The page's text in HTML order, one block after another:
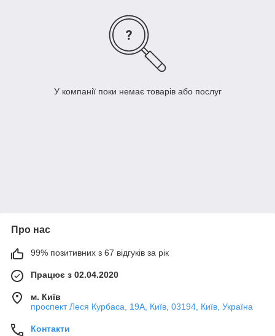
У компанії поки немає товарів або послуг
Про нас
99% позитивних з 67 відгуків за рік
Працює з 02.04.2020
м. Київ
проспект Леся Курбаса, 19А, Київ, 03194, Київ, Україна
Контакти